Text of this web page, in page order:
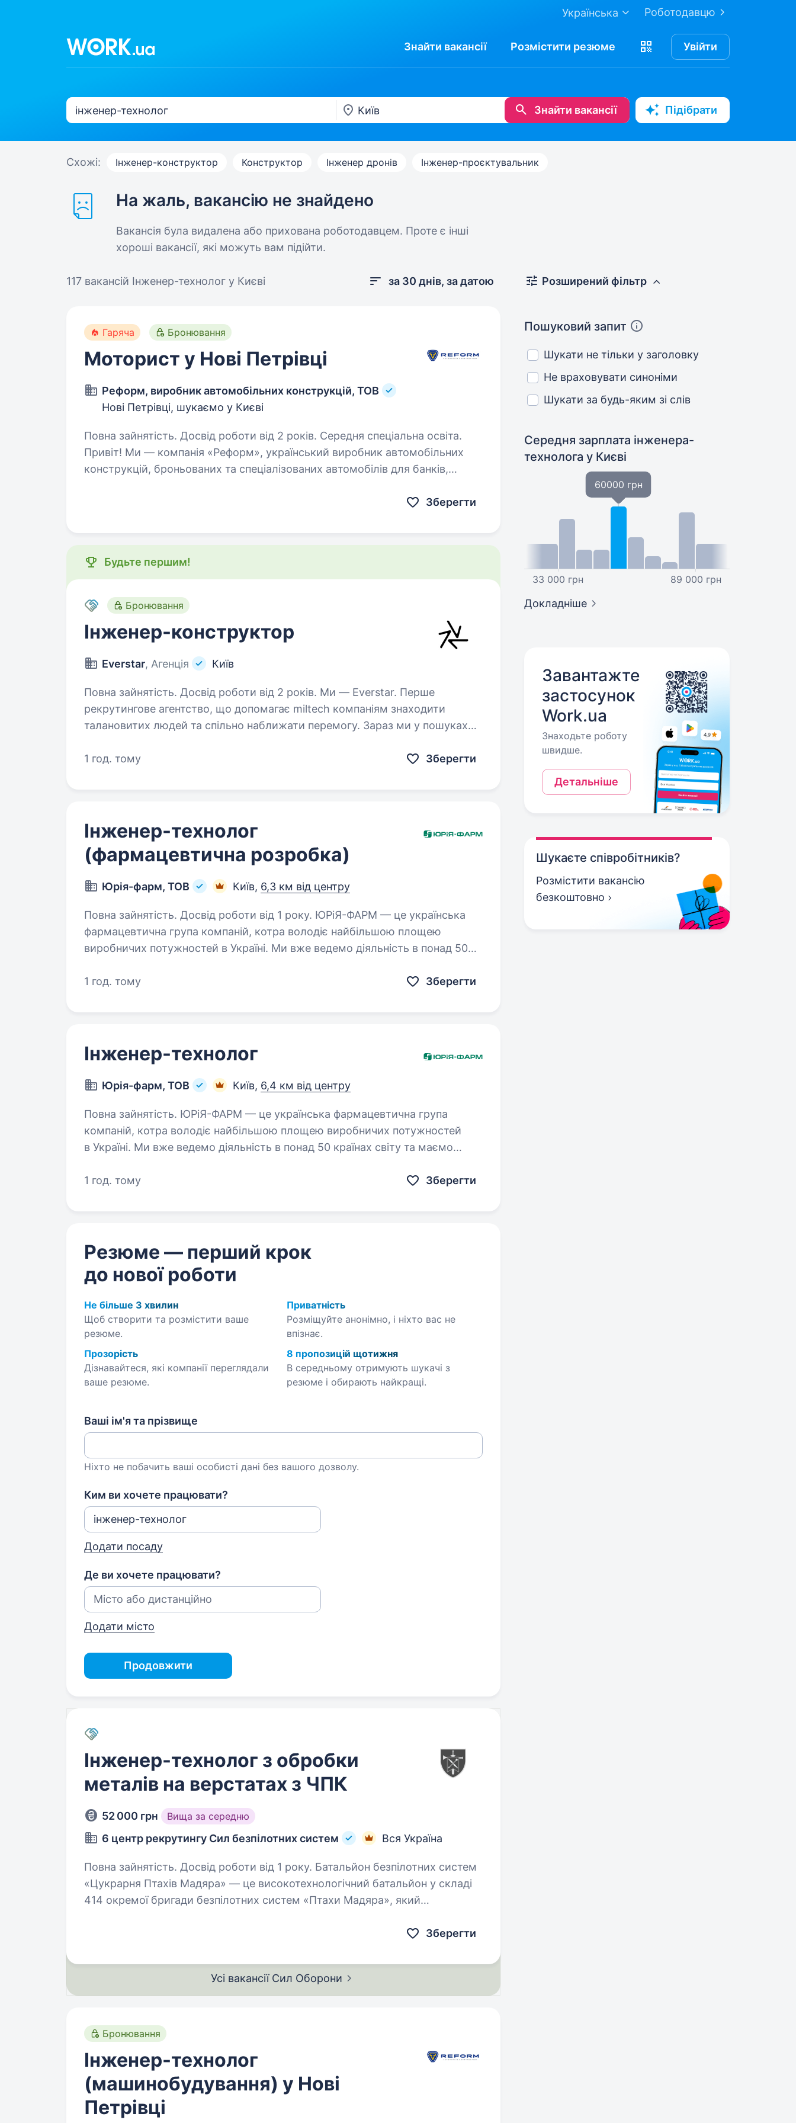
Роботодавцю
Українська
Знайти вакансії Розмістити резюме Увійти
Знайти вакансії Підібрати
Схожі: Інженер-конструктор Конструктор Інженер дронів Інженер-проєктувальник
На жаль, вакансію не знайдено
Вакансія була видалена або прихована роботодавцем. Проте є інші
хороші вакансії, які можуть вам підійти.
117 вакансій Інженер-технолог у Києві за 30 днів, за датою
Гаряча Бронювання
Моторист у Нові Петрівці
Реформ, виробник автомобільних конструкцій, ТОВ
Нові Петрівці, шукаємо у Києві
Повна зайнятість. Досвід роботи від 2 років. Середня спеціальна освіта.
Привіт! Ми — компанія «Реформ», український виробник автомобільних
конструкцій, броньованих та спеціалізованих автомобілів для банків,
Зберегти
Будьте першим!
Бронювання
Інженер-конструктор
Everstar, Агенція Київ
Повна зайнятість. Досвід роботи від 2 років. Ми — Everstar. Перше
рекрутингове агентство, що допомагає miltech компаніям знаходити
талановитих людей та спільно наближати перемогу. Зараз ми у пошуках
1 год. тому
Зберегти
Інженер-технолог
(фармацевтична розробка)
Юрія-фарм, ТОВ Київ, 6,3 км від центру
Повна зайнятість. Досвід роботи від 1 року. ЮРіЯ-ФАРМ — це українська
фармацевтична група компаній, котра володіє найбільшою площею
виробничих потужностей в Україні. Ми вже ведемо діяльність в понад 50
1 год. тому
Зберегти
Інженер-технолог
Юрія-фарм, ТОВ Київ, 6,4 км від центру
Повна зайнятість. ЮРіЯ-ФАРМ — це українська фармацевтична група
компаній, котра володіє найбільшою площею виробничих потужностей
в Україні. Ми вже ведемо діяльність в понад 50 країнах світу та маємо
1 год. тому
Зберегти
Резюме — перший крок
до нової роботи
Не більше 3 хвилин
Щоб створити та розмістити ваше
резюме.
Приватність
Розміщуйте анонімно, і ніхто вас не
впізнає.
Прозорість
Дізнавайтеся, які компанії переглядали
ваше резюме.
8 пропозицій щотижня
В середньому отримують шукачі з
резюме і обирають найкращі.
Ваші ім'я та прізвище
Ніхто не побачить ваші особисті дані без вашого дозволу.
Ким ви хочете працювати?
Додати посаду
Де ви хочете працювати?
Додати місто
Продовжити
Інженер-технолог з обробки
металів на верстатах з ЧПК
52 000 грн Вища за середню
6 центр рекрутингу Сил безпілотних систем Вся Україна
Повна зайнятість. Досвід роботи від 1 року. Батальйон безпілотних систем
«Цукрарня Птахів Мадяра» — це високотехнологічний батальйон у складі
414 окремої бригади безпілотних систем «Птахи Мадяра», який
Зберегти
Усі вакансії Сил Оборони
Бронювання
Інженер-технолог
(машинобудування) у Нові
Петрівці
Розширений фільтр
Пошуковий запит
Шукати не тільки у заголовку
Не враховувати синоніми
Шукати за будь-яким зі слів
Середня зарплата інженера-
технологау Києві
33 000 грн
60000 грн
89 000 грн
Докладніше
Завантажте
застосунок
Work.ua
Знаходьте роботу
швидше.
Детальніше
Шукаєте співробітників?
Розмістити вакансію
безкоштовно